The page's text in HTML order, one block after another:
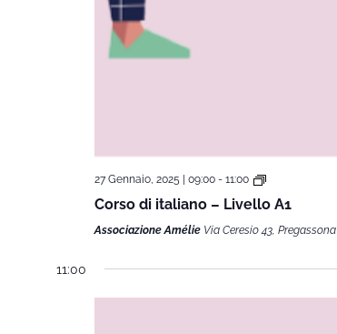
27 Gennaio, 2025 | 09:00- 11:00
Corso di italiano – Livello A1
Associazione Amélie Via Ceresio 43, Pregassona
11:00